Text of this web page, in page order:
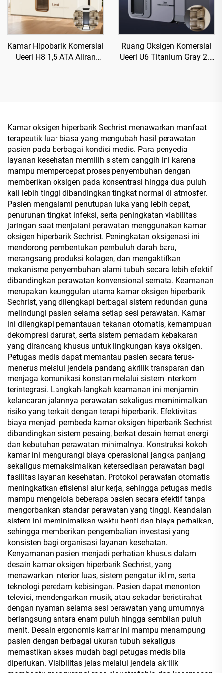
Kamar Hipobarik Komersial
Ueerl H8 1,5 ATA Aliran
Ruang Oksigen Komersial
Ueerl U6 Titanium Gray 2.0
Kamar oksigen hiperbarik Sechrist menawarkan manfaat
terapeutik luar biasa yang mengubah hasil perawatan
pasien pada berbagai kondisi medis. Para penyedia
layanan kesehatan memilih sistem canggih ini karena
mampu mempercepat proses penyembuhan dengan
memberikan oksigen pada konsentrasi hingga dua puluh
kali lebih tinggi dibandingkan tingkat normal di atmosfer.
Pasien mengalami penutupan luka yang lebih cepat,
penurunan tingkat infeksi, serta peningkatan viabilitas
jaringan saat menjalani perawatan menggunakan kamar
oksigen hiperbarik Sechrist. Peningkatan oksigenasi ini
mendorong pembentukan pembuluh darah baru,
merangsang produksi kolagen, dan mengaktifkan
mekanisme penyembuhan alami tubuh secara lebih efektif
dibandingkan perawatan konvensional semata. Keamanan
merupakan keunggulan utama kamar oksigen hiperbarik
Sechrist, yang dilengkapi berbagai sistem redundan guna
melindungi pasien selama setiap sesi perawatan. Kamar
ini dilengkapi pemantauan tekanan otomatis, kemampuan
dekompresi darurat, serta sistem pemadam kebakaran
yang dirancang khusus untuk lingkungan kaya oksigen.
Petugas medis dapat memantau pasien secara terus-
menerus melalui jendela pandang akrilik transparan dan
menjaga komunikasi konstan melalui sistem interkom
terintegrasi. Langkah-langkah keamanan ini menjamin
kelancaran jalannya perawatan sekaligus meminimalkan
risiko yang terkait dengan terapi hiperbarik. Efektivitas
biaya menjadi pembeda kamar oksigen hiperbarik Sechrist
dibandingkan sistem pesaing, berkat desain hemat energi
dan kebutuhan perawatan minimalnya. Konstruksi kokoh
kamar ini mengurangi biaya operasional jangka panjang
sekaligus memaksimalkan ketersediaan perawatan bagi
fasilitas layanan kesehatan. Protokol perawatan otomatis
meningkatkan efisiensi alur kerja, sehingga petugas medis
mampu mengelola beberapa pasien secara efektif tanpa
mengorbankan standar perawatan yang tinggi. Keandalan
sistem ini meminimalkan waktu henti dan biaya perbaikan,
sehingga memberikan pengembalian investasi yang
konsisten bagi organisasi layanan kesehatan.
Kenyamanan pasien menjadi perhatian khusus dalam
desain kamar oksigen hiperbarik Sechrist, yang
menawarkan interior luas, sistem pengatur iklim, serta
teknologi peredam kebisingan. Pasien dapat menonton
televisi, mendengarkan musik, atau sekadar beristirahat
dengan nyaman selama sesi perawatan yang umumnya
berlangsung antara enam puluh hingga sembilan puluh
menit. Desain ergonomis kamar ini mampu menampung
pasien dengan berbagai ukuran tubuh sekaligus
memastikan akses mudah bagi petugas medis bila
diperlukan. Visibilitas jelas melalui jendela akrilik